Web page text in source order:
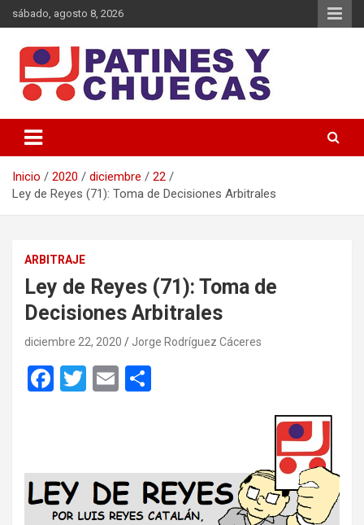
Saltar
al
sábado, agosto 8, 2026
Patines y Chuecas
Inicio 2020 diciembre
22
Ley de Reyes (71): Toma de Decisiones Arbitrales
ARBITRAJE
Ley de Reyes (71): Toma de
Decisiones Arbitrales
diciembre 22, 2020 Jorge Rodríguez Cáceres
F
o
o
T
E
ar
tir